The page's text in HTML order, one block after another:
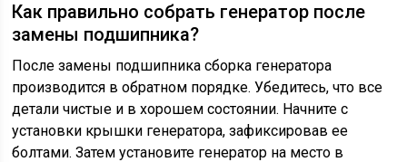
Как правильно собрать генератор после
замены подшипника?
После замены подшипника сборка генератора
производится в обратном порядке. Убедитесь, что все
детали чистые и в хорошем состоянии. Начните с
установки крышки генератора, зафиксировав ее
болтами. Затем установите генератор на место в